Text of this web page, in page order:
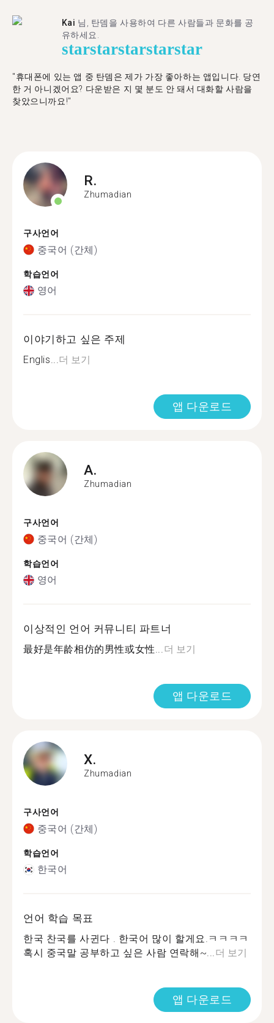
Kai 님, 탄뎀을 사용하여 다른 사람들과 문화를 공
유하세요.
starstarstarstarstar
"휴대폰에 있는 앱 중 탄뎀은 제가 가장 좋아하는 앱입니다. 당연
한 거 아니겠어요? 다운받은 지 몇 분도 안 돼서 대화할 사람을
찾았으니까요!"
R.
Zhumadian
구사언어
중국어 (간체)
학습언어
영어
이야기하고 싶은 주제
Englis...더 보기
앱 다운로드
A.
Zhumadian
구사언어
중국어 (간체)
학습언어
영어
이상적인 언어 커뮤니티 파트너
最好是年龄相仿的男性或女性...더 보기
앱 다운로드
X.
Zhumadian
구사언어
중국어 (간체)
학습언어
한국어
언어 학습 목표
한국 찬국를 사귄다 . 한국어 많이 할게요.ㅋㅋㅋㅋ
혹시 중국말 공부하고 싶은 사람 연락해~...더 보기
앱 다운로드